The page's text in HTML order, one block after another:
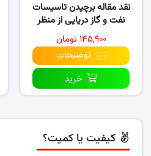
نقد مقاله برچیدن تاسیسات
نفت و گاز دریایی از منظر
حقوق بین الملل
۱۴۵,۹۰۰ تومان
توضیحات
خرید
کیفیت یا کمیت؟